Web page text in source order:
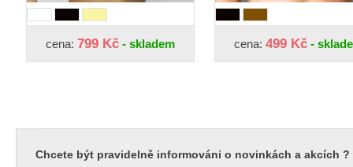
cena: 799 Kč - skladem cena: 499 Kč -
Chcete být pravidelně informováni o novinkách a akcích ?